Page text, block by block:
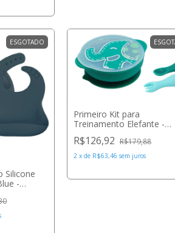
ESGOTADO
Silicone
-
Primeiro Kit para
Treinamento Elefante -
R$126,92 R$179,88
2 x de R$63,46 sem juros